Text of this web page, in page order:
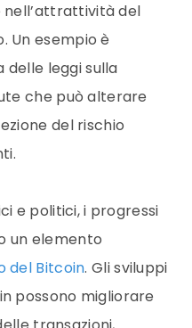
nell’attrattività del
Un esempio è
delle leggi sulla
che può alterare
del rischio
e politici, i progressi
un elemento
del Bitcoin. Gli sviluppi
possono migliorare